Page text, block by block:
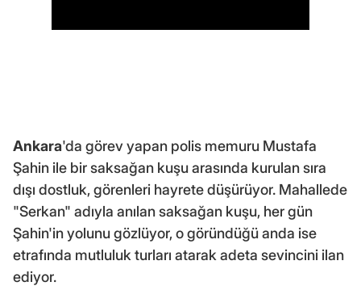
Ankara'da görev yapan polis memuru Mustafa
Şahin ile bir saksağan kuşu arasında kurulan sıra
dışı dostluk, görenleri hayrete düşürüyor. Mahallede
"Serkan" adıyla anılan saksağan kuşu, her gün
Şahin'in yolunu gözlüyor, o göründüğü anda ise
etrafında mutluluk turları atarak adeta sevincini ilan
ediyor.